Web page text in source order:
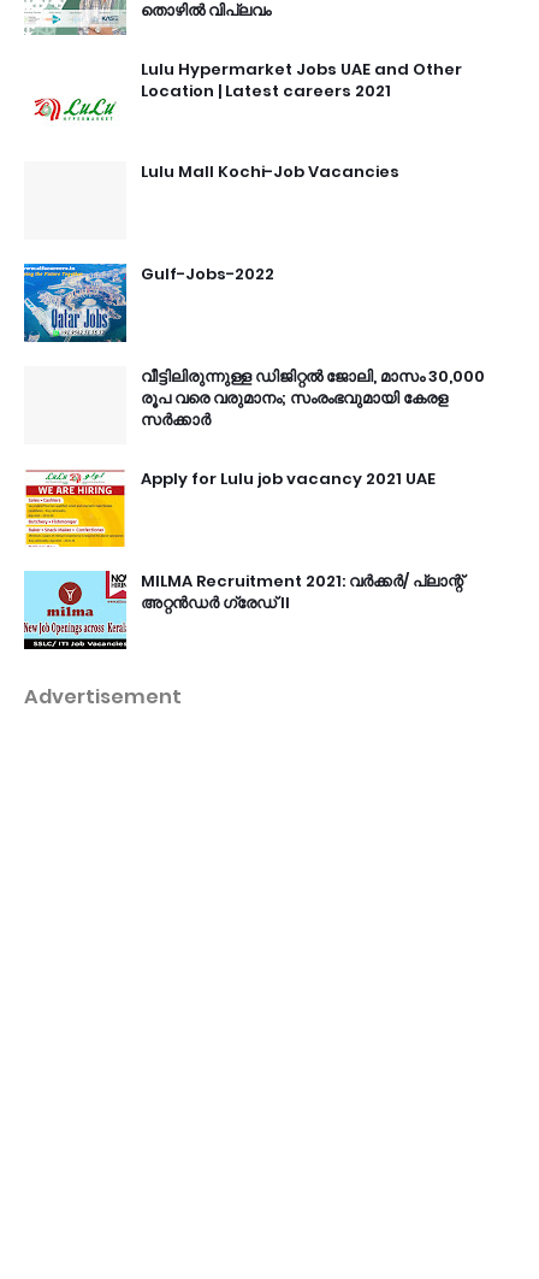
തൊഴിൽ വിപ്ലവം
Lulu Hypermarket Jobs UAE and Other
Location | Latest careers 2021
Lulu Mall Kochi-Job Vacancies
Gulf-Jobs-2022
വീട്ടിലിരുന്നുള്ള ഡിജിറ്റൽ ജോലി, മാസം 30,000
രൂപ വരെ വരുമാനം; സംരംഭവുമായി കേരള
സർക്കാർ
Apply for Lulu job vacancy 2021 UAE
MILMA Recruitment 2021: വർക്കർ/ പ്ലാന്റ്
അറ്റൻഡർ ഗ്രേഡ് II
Advertisement